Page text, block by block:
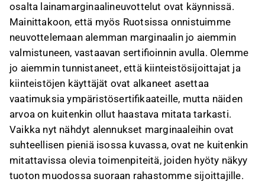
osalta lainamarginaalineuvottelut ovat käynnissä.
Mainittakoon, että myös Ruotsissa onnistuimme
neuvottelemaan alemman marginaalin jo aiemmin
valmistuneen, vastaavan sertifioinnin avulla. Olemme
jo aiemmin tunnistaneet, että kiinteistösijoittajat ja
kiinteistöjen käyttäjät ovat alkaneet asettaa
vaatimuksia ympäristösertifikaateille, mutta näiden
arvoa on kuitenkin ollut haastava mitata tarkasti.
Vaikka nyt nähdyt alennukset marginaaleihin ovat
suhteellisen pieniä isossa kuvassa, ovat ne kuitenkin
mitattavissa olevia toimenpiteitä, joiden hyöty näkyy
tuoton muodossa suoraan rahastomme sijoittajille.